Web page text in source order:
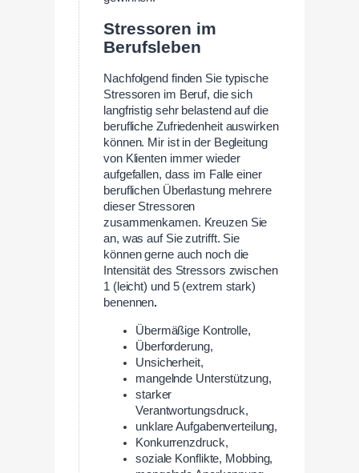
Stressoren im
Berufsleben
Nachfolgend finden Sie typische
Stressoren im Beruf, die sich
langfristig sehr belastend auf die
berufliche Zufriedenheit auswirken
können. Mir ist in der Begleitung
von Klienten immer wieder
aufgefallen, dass im Falle einer
beruflichen Überlastung mehrere
dieser Stressoren
zusammenkamen. Kreuzen Sie
an, was auf Sie zutrifft. Sie
können gerne auch noch die
Intensität des Stressors zwischen
1 (leicht) und 5 (extrem stark)
benennen.
Übermäßige Kontrolle,
Überforderung,
Unsicherheit,
mangelnde Unterstützung,
starker
Verantwortungsdruck,
unklare Aufgabenverteilung,
Konkurrenzdruck,
soziale Konflikte, Mobbing,